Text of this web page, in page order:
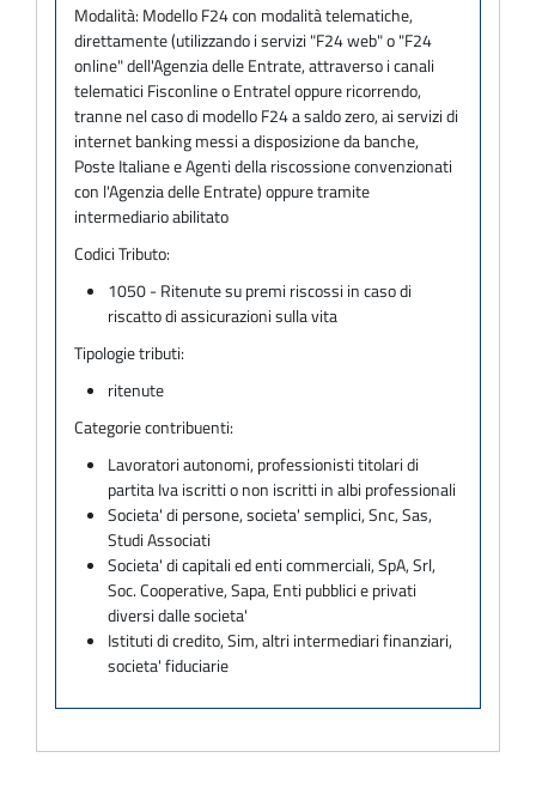
Modalità: Modello F24 con modalità telematiche,
direttamente (utilizzando i servizi "F24 web" o "F24
online" dell'Agenzia delle Entrate, attraverso i canali
telematici Fisconline o Entratel oppure ricorrendo,
tranne nel caso di modello F24 a saldo zero, ai servizi di
internet banking messi a disposizione da banche,
Poste Italiane e Agenti della riscossione convenzionati
con l'Agenzia delle Entrate) oppure tramite
intermediario abilitato
Codici Tributo:
1050 - Ritenute su premi riscossi in caso di
riscatto di assicurazioni sulla vita
Tipologie tributi:
ritenute
Categorie contribuenti:
Lavoratori autonomi, professionisti titolari di
partita Iva iscritti o non iscritti in albi professionali
Societa' di persone, societa' semplici, Snc, Sas,
Studi Associati
Societa' di capitali ed enti commerciali, SpA, Srl,
Soc. Cooperative, Sapa, Enti pubblici e privati
diversi dalle societa'
Istituti di credito, Sim, altri intermediari finanziari,
societa' fiduciarie